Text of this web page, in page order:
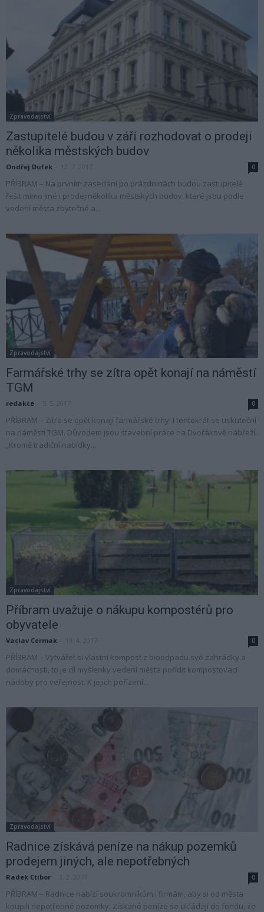
Zpravodajství
Zastupitelé budou v září rozhodovat o prodeji
několika městských budov
Ondřej Dufek 0
PŘÍBRAM – Na prvním zasedání po prázdninách budou zastupitelé
řešit mimo jiné i prodej několika městských budov, které jsou podle
vedení města zbytečné a...
Zpravodajství
Farmářské trhy se zítra opět konají na náměstí
TGM
redakce 0
PŘÍBRAM - Zítra se opět konají farmářské trhy. I tentokrát se uskuteční
na náměstí TGM. Důvodem jsou stavební práce na Dvořákově nábřeží.
„Kromě tradiční nabídky...
Zpravodajství
Příbram uvažuje o nákupu kompostérů pro
obyvatele
Vaclav Cermak 0
PŘÍBRAM – Vytvářet si vlastní kompost z bioodpadu své zahrádky a
domácnosti, to je cíl myšlenky vedení města pořídit kompostovací
nádoby pro veřejnost. K jejich pořízení...
Zpravodajství
Radnice získává peníze na nákup pozemků
prodejem jiných, ale nepotřebných
Radek Ctibor 0
PŘÍBRAM – Radnice nabízí soukromníkům i firmám, aby si od města
koupili nepotřebné pozemky. Získané peníze se ukládají do fondu, ze